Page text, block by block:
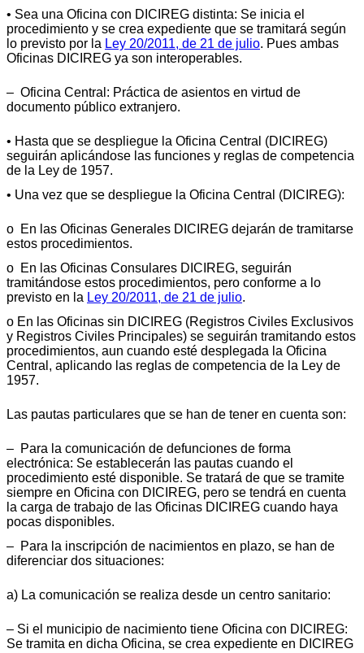
• Sea una Oficina con DICIREG distinta: Se inicia el
procedimiento y se crea expediente que se tramitará según
lo previsto por la Ley 20/2011, de 21 de julio. Pues ambas
Oficinas DICIREG ya son interoperables.
– Oficina Central: Práctica de asientos en virtud de
documento público extranjero.
• Hasta que se despliegue la Oficina Central (DICIREG)
seguirán aplicándose las funciones y reglas de competencia
de la Ley de 1957.
• Una vez que se despliegue la Oficina Central (DICIREG):
o En las Oficinas Generales DICIREG dejarán de tramitarse
estos procedimientos.
o En las Oficinas Consulares DICIREG, seguirán
tramitándose estos procedimientos, pero conforme a lo
previsto en la Ley 20/2011, de 21 de julio.
o En las Oficinas sin DICIREG (Registros Civiles Exclusivos
y Registros Civiles Principales) se seguirán tramitando estos
procedimientos, aun cuando esté desplegada la Oficina
Central, aplicando las reglas de competencia de la Ley de
1957.
Las pautas particulares que se han de tener en cuenta son:
– Para la comunicación de defunciones de forma
electrónica: Se establecerán las pautas cuando el
procedimiento esté disponible. Se tratará de que se tramite
siempre en Oficina con DICIREG, pero se tendrá en cuenta
la carga de trabajo de las Oficinas DICIREG cuando haya
pocas disponibles.
– Para la inscripción de nacimientos en plazo, se han de
diferenciar dos situaciones:
a) La comunicación se realiza desde un centro sanitario:
– Si el municipio de nacimiento tiene Oficina con DICIREG:
Se tramita en dicha Oficina, se crea expediente en DICIREG